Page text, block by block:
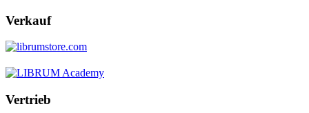
Verkauf
Vertrieb